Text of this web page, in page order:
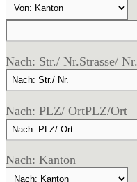
Nach: Str./ Nr.Strasse/ Nr.
Nach: PLZ/ OrtPLZ/Ort
Nach: Kanton